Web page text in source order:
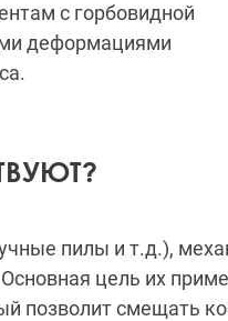
с горбовидной
деформациями
пилы и т.д.),
цель их
позволит смещать